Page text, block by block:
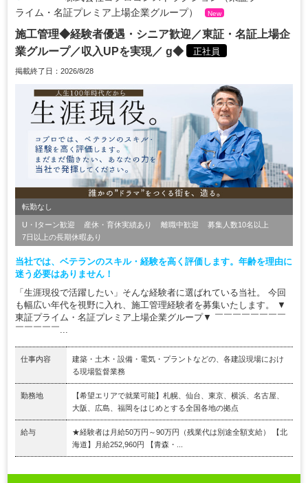
ライム・名証プレミア上場企業グループ）
New
施工管理◆経験者優遇・シニア歓迎／東証・名証上場企
業グループ／収入UPを実現／ g◆
正社員
掲載終了日：2026/8/28
転勤なし
U・Iターン歓迎 産休・育休実績あり 離職中歓迎
募集人数10名以上
7日以上の長期休暇あり
当社では、ベテランのスキル・経験を高く評価します。年齢を理由に
迷う必要はありません！
「生涯現役で活躍したい」そんな経験者に選ばれている当社。 今回
も幅広い年代を視野に入れ、施工管理経験者を募集いたします。 ▼
東証プライム・名証プレミア上場企業グループ▼ ￣￣￣￣￣￣￣￣
￣￣￣￣￣...
仕事内容
建築・土木・設備・電気・プラントなどの、各建設現場におけ
る現場監督業務
勤務地
【希望エリアで就業可能】札幌、仙台、東京、横浜、名古屋、
大阪、広島、福岡をはじめとする全国各地の拠点
給与
★経験者は月給50万円～90万円（残業代は別途全額支給） 【北
海道】月給252,960円 【青森・...